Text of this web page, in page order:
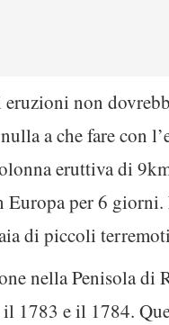
non
a che fare con
eruttiva di
Europa per 6
di piccoli
nella Penisola di
1783 e il 1784.